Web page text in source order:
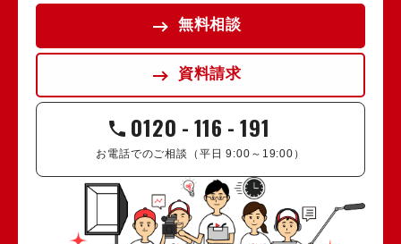
無料相談
資料請求
0120 -116 -191
お電話でのご相談（平日 9:00～19:00）